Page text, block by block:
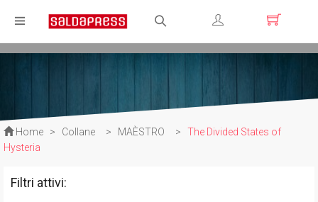
Registrati
Home > Collane > MAÈSTRO >
The Divided States of
Hysteria
Filtri attivi: